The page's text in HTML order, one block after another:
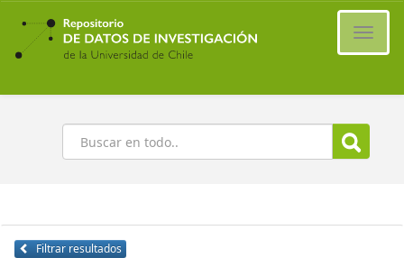
Ir
contenido
principal
Buscar
Filtrar resultados